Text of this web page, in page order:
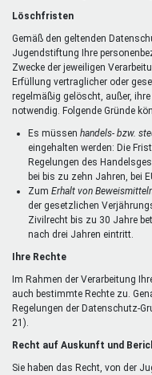
Löschfristen
Gemäß den geltenden
Jugendstiftung Ihre
Zwecke der jeweiligen
Erfüllung vertraglicher oder
regelmäßig gelöscht, außer,
notwendig. Folgende Gründe
Es müssen handels- bzw.
eingehalten werden: Die
Regelungen des
bei bis zu zehn Jahren, bei
Zum Erhalt von
der gesetzlichen
Zivilrecht bis zu 30 Jahre
nach drei Jahren eintritt.
Ihre Rechte
Im Rahmen der Verarbeitung
auch bestimmte Rechte zu.
Regelungen der Datenschutz-
21).
Recht auf Auskunft und
Sie haben das Recht, von der